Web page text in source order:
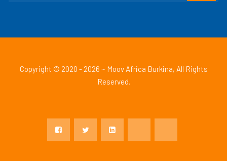
Copyright © 2020 - 2026 ~ Moov Africa Burkina, All Rights
Reserved.